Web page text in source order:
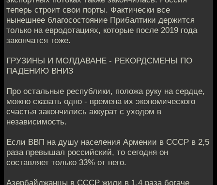
теперь строит свои порты. Фактически все
нынешнее благосостояние Прибалтики держится
только на евродотациях, которые после 2019 года
закончатся тоже.
ГРУЗИНЫ И МОЛДАВАНЕ - РЕКОРДСМЕНЫ ПО
ПАДЕНИЮ ВНИЗ
Про остальные республики, положа руку на сердце,
можно сказать одно - времена их экономического
счастья закончились аккурат с уходом в
независимость.
Если ВВП на душу населения Армении в СССР в 2,5
раза превышал российский, то сегодня он
составляет только 33% от него.
Азербайджанцы в СССР жили в 1,4 раза богаче